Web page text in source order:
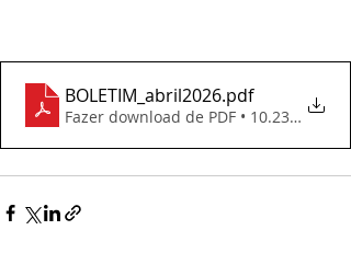
BOLETIM_abril2026.pdf
Fazer download de PDF • 10.23MB